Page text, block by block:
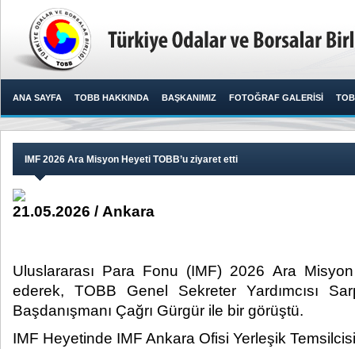
ANA SAYFA TOBB HAKKINDA BAŞKANIMIZ FOTOĞRAF GALERİSİ
IMF 2026 Ara Misyon Heyeti TOBB’u ziyaret etti
21.05.2026 / Ankara
Uluslararası Para Fonu (IMF) 2026 Ara
ederek, TOBB Genel Sekreter Yardımcısı
Başdanışmanı Çağrı Gürgür ile bir görüştü.​
IMF Heyetinde IMF Ankara Ofisi Yerleşik